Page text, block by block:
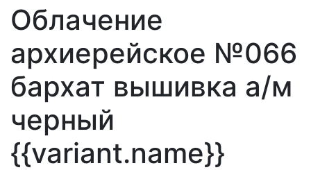
Облачение
архиерейское №066
бархат вышивка а/м
черный
{{variant.name}}